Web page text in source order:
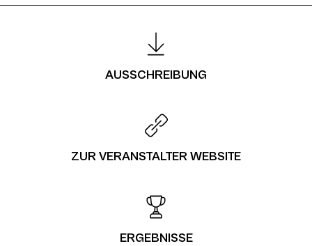
AUSSCHREIBUNG
ZUR VERANSTALTER WEBSITE
ERGEBNISSE